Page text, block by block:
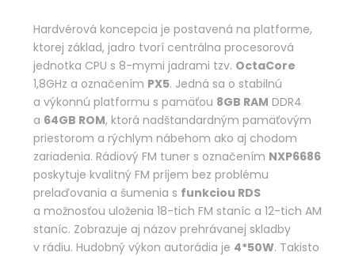
Hardvérová koncepcia je postavená na platforme,
ktorej základ, jadro tvorí centrálna procesorová
jednotka CPU s 8-mymi jadrami tzv. OctaCore
1,8GHz a označením PX5. Jedná sa o stabilnú
a výkonnú platformu s pamäťou 8GB RAM DDR4
a 64GB ROM, ktorá nadštandardným pamäťovým
priestorom a rýchlym nábehom ako aj chodom
zariadenia. Rádiový FM tuner s označením NXP6686
poskytuje kvalitný FM príjem bez problému
prelaďovania a šumenia s funkciou RDS
a možnosťou uloženia 18-tich FM staníc a 12-tich AM
staníc. Zobrazuje aj názov prehrávanej skladby
v rádiu. Hudobný výkon autorádia je 4*50W. Takisto